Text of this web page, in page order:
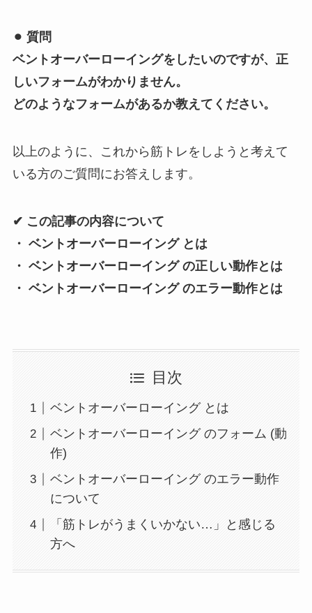
⚫︎ 質問
ベントオーバーローイングをしたいのですが、正
しいフォームがわかりません。
どのようなフォームがあるか教えてください。
以上のように、これから筋トレをしようと考えて
いる方のご質問にお答えします。
✔︎ この記事の内容について
・ ベントオーバーローイング とは
・ ベントオーバーローイング の正しい動作とは
・ ベントオーバーローイング のエラー動作とは
目次
ベントオーバーローイング とは
ベントオーバーローイング のフォーム (動
作)
ベントオーバーローイング のエラー動作
について
「筋トレがうまくいかない…」と感じる
方へ